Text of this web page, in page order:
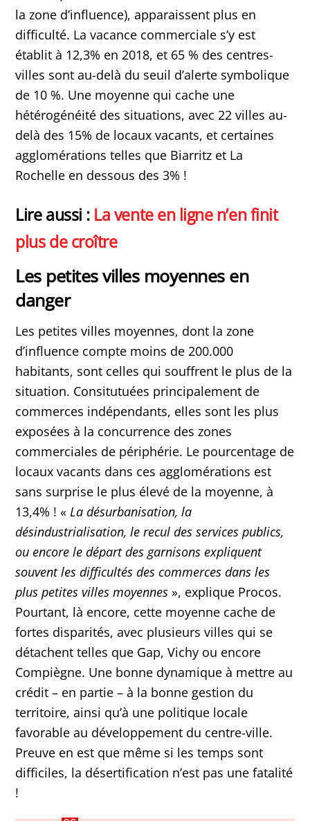
la zone d’influence), apparaissent plus en
difficulté. La vacance commerciale s’y est
établit à 12,3% en 2018, et 65 % des centres-
villes sont au-delà du seuil d’alerte symbolique
de 10 %. Une moyenne qui cache une
hétérogénéité des situations, avec 22 villes au-
delà des 15% de locaux vacants, et certaines
agglomérations telles que Biarritz et La
Rochelle en dessous des 3% !
Lire aussi : La vente en ligne n’en finit
plus de croître
Les petites villes moyennes en
danger
Les petites villes moyennes, dont la zone
d’influence compte moins de 200.000
habitants, sont celles qui souffrent le plus de la
situation. Consitutuées principalement de
commerces indépendants, elles sont les plus
exposées à la concurrence des zones
commerciales de périphérie. Le pourcentage de
locaux vacants dans ces agglomérations est
sans surprise le plus élevé de la moyenne, à
13,4% ! « La désurbanisation, la
désindustrialisation, le recul des services publics,
ou encore le départ des garnisons expliquent
souvent les difficultés des commerces dans les
plus petites villes moyennes », explique Procos.
Pourtant, là encore, cette moyenne cache de
fortes disparités, avec plusieurs villes qui se
détachent telles que Gap, Vichy ou encore
Compiègne. Une bonne dynamique à mettre au
crédit – en partie – à la bonne gestion du
territoire, ainsi qu’à une politique locale
favorable au développement du centre-ville.
Preuve en est que même si les temps sont
difficiles, la désertification n’est pas une fatalité
!